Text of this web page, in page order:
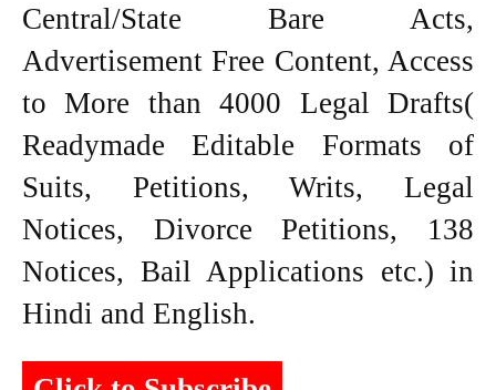
Central/State Bare Acts,
Advertisement Free Content, Access
to More than 4000 Legal Drafts(
Readymade Editable Formats of
Suits, Petitions, Writs, Legal
Notices, Divorce Petitions, 138
Notices, Bail Applications etc.) in
Hindi and English.